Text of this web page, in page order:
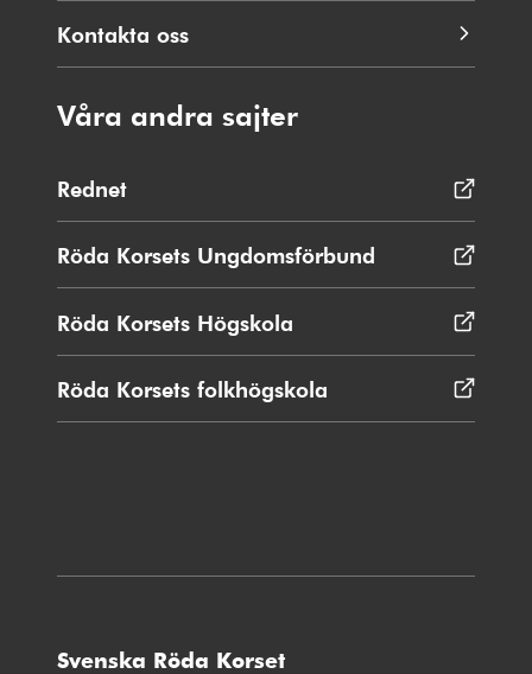
Kontakta oss
Våra andra sajter
Rednet
i
nytt
fönster
Röda Korsets Ungdomsförbund Öppnas
i
Röda Korsets Högskola
i
nytt
fönster
Röda Korsets folkhögskola
i
Svenska Röda Korset